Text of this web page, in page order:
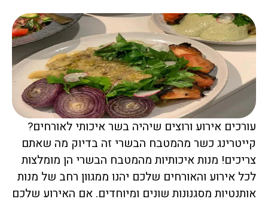
עורכים אירוע ורוצים שיהיה בשר איכותי לאורחים?
קייטרינג כשר מהמטבח הבשרי זה בדיוק מה שאתם
צריכים! מנות איכותיות מהמטבח הבשרי הן מומלצות
לכל אירוע והאורחים שלכם יהנו ממגוון רחב של מנות
אותנטיות מסגנונות שונים ומיוחדים. אם האירוע שלכם